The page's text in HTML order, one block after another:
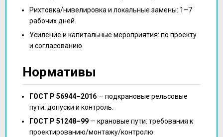
Рихтовка/нивелировка и локальные замены: 1–7
рабочих дней.
Усиление и капитальные мероприятия: по проекту
и согласованию.
Нормативы
ГОСТ Р 56944–2016 — подкрановые рельсовые
пути: допуски и контроль.
ГОСТ Р 51248–99 — крановые пути: требования к
проектированию/монтажу/контролю.